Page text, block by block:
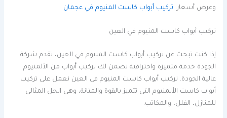
وعرض أسعار. تركيب أبواب كاست المنيوم في عجمان
تركيب أبواب كاست المنيوم في العين
إذا كنت تبحث عن تركيب أبواب كاست المنيوم في العين، تقدم شركة
الجودة خدمة متميزة واحترافية تضمن لك تركيب أبواب من الألمنيوم
عالية الجودة. تركيب أبواب كاست المنيوم فى العين نعمل على تركيب
أبواب كاست الألمنيوم التي تتميز بالقوة والمتانة، وهي الحل المثالي
للمنازل، الفلل، والمكاتب.